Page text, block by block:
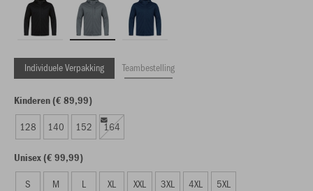
Individuele Verpakking Teambestelling
Kinderen (€ 89,99)
128 140 152 164
Unisex (€ 99,99)
S M L XL XXL 3XL 4XL 5XL